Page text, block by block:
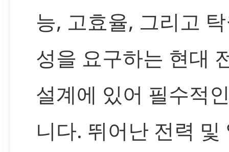
능, 고효율, 그리고
성을 요구하는 현대
설계에 있어 필수적
니다. 뛰어난 전력 및